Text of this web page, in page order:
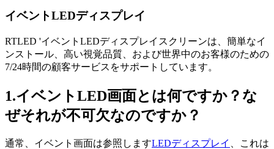
イベントLEDディスプレイ
RTLED 'イベントLEDディスプレイスクリーンは、簡単なイ
ンストール、高い視覚品質、および世界中のお客様のための
7/24時間の顧客サービスをサポートしています。
1.イベントLED画面とは何ですか？な
ぜそれが不可欠なのですか？
通常、イベント画面は参照しますLEDディスプレイ
、これは